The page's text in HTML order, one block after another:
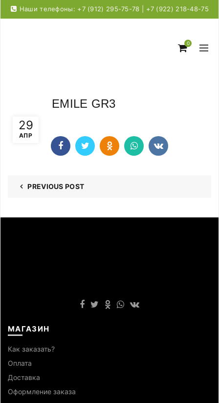
Наши телефоны: +7 (912) 295-75-78 | +7 (922) 218-48-75
0
29
АПР
EMILE GR3
PREVIOUS POST
МАГАЗИН
Как заказать?
Оплата
Доставка
Оформление заказа